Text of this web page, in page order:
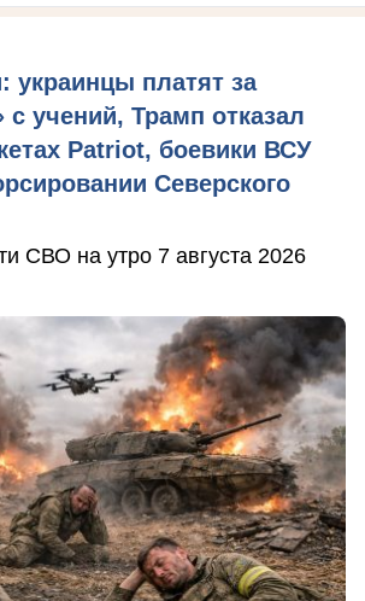
украинцы платят за
учений, Трамп отказал
Patriot, боевики ВСУ
Северского
СВО на утро 7 августа 2026